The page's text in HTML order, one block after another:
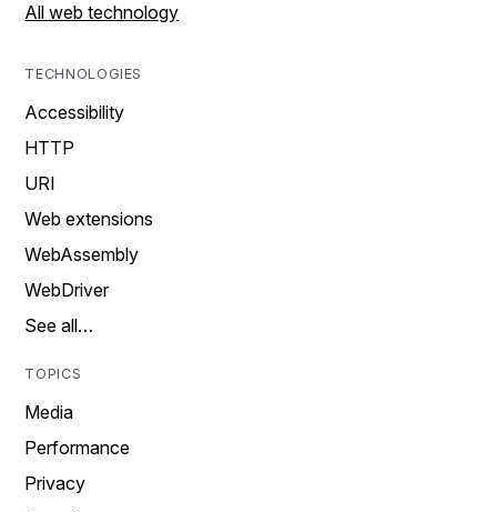
All web technology
TECHNOLOGIES
Accessibility
HTTP
URI
Web extensions
WebAssembly
WebDriver
See all…
TOPICS
Media
Performance
Privacy